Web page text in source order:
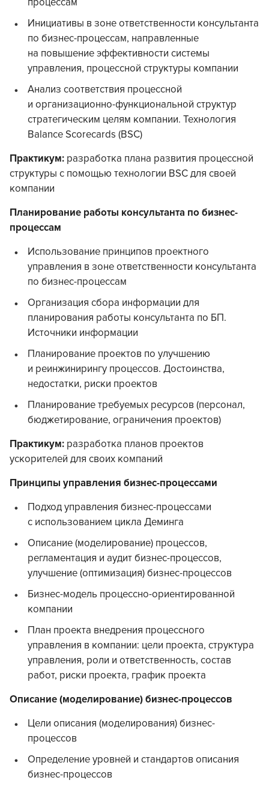
процессам
Инициативы в зоне ответственности консультанта
по бизнес-процессам, направленные
на повышение эффективности системы
управления, процессной структуры компании
Анализ соответствия процессной
и организационно-функциональной структур
стратегическим целям компании. Технология
Balance Scorecards (BSC)
Практикум: разработка плана развития процессной
структуры с помощью технологии BSC для своей
компании
Планирование работы консультанта по бизнес-
процессам
Использование принципов проектного
управления в зоне ответственности консультанта
по бизнес-процессам
Организация сбора информации для
планирования работы консультанта по БП.
Источники информации
Планирование проектов по улучшению
и реинжинирингу процессов. Достоинства,
недостатки, риски проектов
Планирование требуемых ресурсов (персонал,
бюджетирование, ограничения проектов)
Практикум: разработка планов проектов
ускорителей для своих компаний
Принципы управления бизнес-процессами
Подход управления бизнес-процессами
с использованием цикла Деминга
Описание (моделирование) процессов,
регламентация и аудит бизнес-процессов,
улучшение (оптимизация) бизнес-процессов
Бизнес-модель процессно-ориентированной
компании
План проекта внедрения процессного
управления в компании: цели проекта, структура
управления, роли и ответственность, состав
работ, риски проекта, график проекта
Описание (моделирование) бизнес-процессов
Цели описания (моделирования) бизнес-
процессов
Определение уровней и стандартов описания
бизнес-процессов